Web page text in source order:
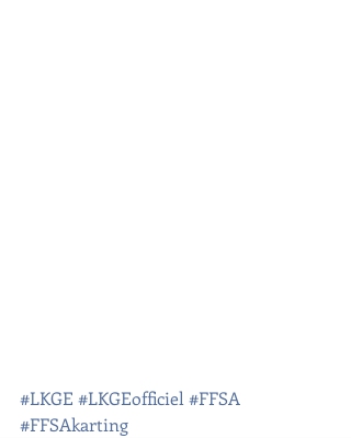
#LKGE #LKGEofficiel #FFSA
#FFSAkarting